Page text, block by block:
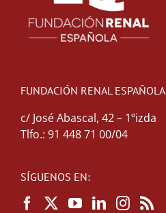
FUNDACIÓN RENAL ESPAÑOLA
c/ José Abascal, 42 – 1ºizda
Tlfo.: 91 448 71 00/04
SÍGUENOS EN: